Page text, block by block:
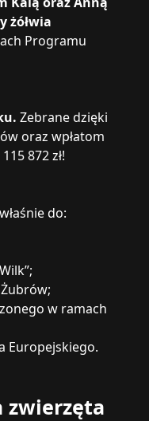
żółwia
Programu
Zebrane dzięki
oraz wpłatom
872 zł!
do:
w ramach
Europejskiego.
zwierzęta